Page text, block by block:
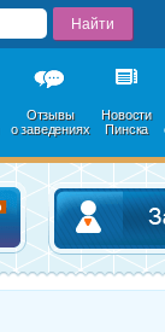
Отзывы
о заведениях
Новости
Пинска
Добавить в